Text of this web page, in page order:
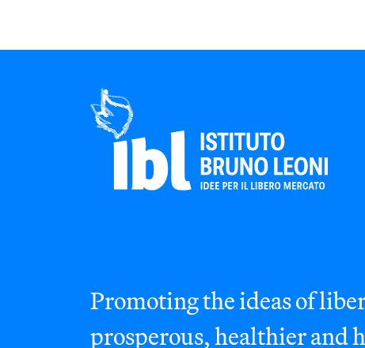
Promoting the ideas of
prosperous, healthier and